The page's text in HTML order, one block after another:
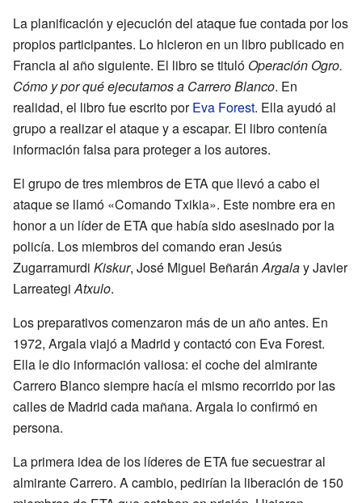
La planificación y ejecución del ataque fue contada por los
propios participantes. Lo hicieron en un libro publicado en
Francia al año siguiente. El libro se tituló Operación Ogro.
Cómo y por qué ejecutamos a Carrero Blanco. En
realidad, el libro fue escrito porEva Forest. Ella ayudó al
grupo a realizar el ataque y a escapar. El libro contenía
información falsa para proteger a los autores.
El grupo de tres miembros de ETA que llevó a cabo el
ataque se llamó «Comando Txikia». Este nombre era en
honor a un líder de ETA que había sido asesinado por la
policía. Los miembros del comando eran Jesús
Zugarramurdi Kiskur, José Miguel BeñaránArgalay Javier
LarreategiAtxulo.
Los preparativos comenzaron más de un año antes. En
1972, Argala viajó a Madrid y contactó con Eva Forest.
Ella le dio información valiosa: el coche del almirante
Carrero Blanco siempre hacía el mismo recorrido por las
calles de Madrid cada mañana. Argala lo confirmó en
persona.
La primera idea de los líderes de ETA fue secuestrar al
almirante Carrero. A cambio, pedirían la liberación de 150